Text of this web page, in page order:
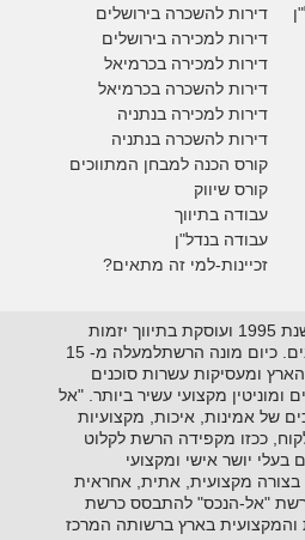
דירות להשכרה בירושלים
דירות למכירה בירושלים
דירות למכירה בכרמיאל
דירות להשכרה בכרמיאל
דירות למכירה בנתניה
דירות להשכרה בנתניה
קורס הכנה למבחן המתווכים
קורס שיווק
עבודה בתיווך
עבודה בנדל"ן
זכיינות-למי זה מתאים?
רשת "אל-הנכס" נוסדה בשנת 1995 ועוסקת בתיווך יזמות
ושיווק נדל"ן על סוגיו השונים. כיום מונה הרשתלמעלה מ- 15
ומעסיקות עשרות סוכנים
ומוניטין מקצועי עשיר ביותר. "אל
של אמינות, איכות, מקצועיות
ככזו מקפידה הרשת לקלוט
בעלי יושר אישי ומקצועי
מקצועית, אתית, אחראית
רשת "אל-הנכס" להתבסס כרשת
והמקצועית בארץ ברשותה המרכז